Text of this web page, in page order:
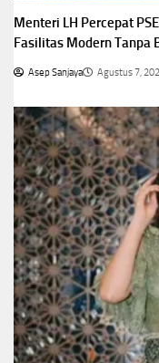
Menteri LH Percepat
Fasilitas Modern Tanpa
Asep Sanjaya Agustus 7,